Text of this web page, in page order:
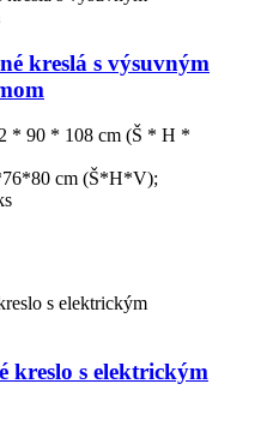
kreslá s výsuvným
* 90 * 108 cm (Š * H *
cm (Š*H*V);
kreslo s elektrickým